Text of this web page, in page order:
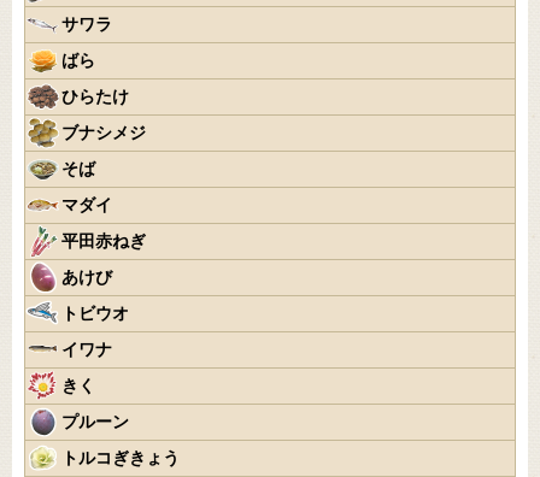
サワラ
ばら
ひらたけ
ブナシメジ
そば
マダイ
平田赤ねぎ
あけび
トビウオ
イワナ
きく
プルーン
トルコぎきょう